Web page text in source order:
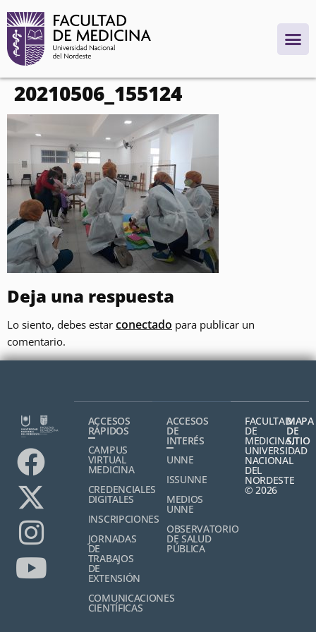
contenido
20210506_155124
Deja una respuesta
Lo siento, debes estar conectado para publicar un
comentario.
ACCESOS
RÁPIDOS
CAMPUS
VIRTUAL
MEDICINA
CREDENCIALES
DIGITALES
INSCRIPCIONES
JORNADAS
DE
TRABAJOS
DE
EXTENSIÓN
COMUNICACIONES
CIENTÍFICAS
ACCESOS
DE
INTERÉS
UNNE
ISSUNNE
MEDIOS
UNNE
OBSERVATORIO
DE SALUD
PÚBLICA
FACULTAD
DE
MEDICINA,
UNIVERSIDAD
NACIONAL
DEL
NORDESTE
© 2026
MAPA
DE
SITIO